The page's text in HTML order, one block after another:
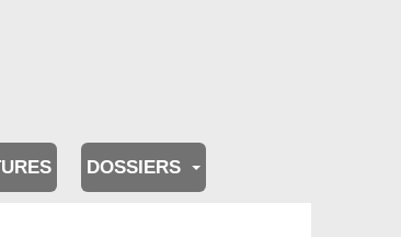
DOSSIERS